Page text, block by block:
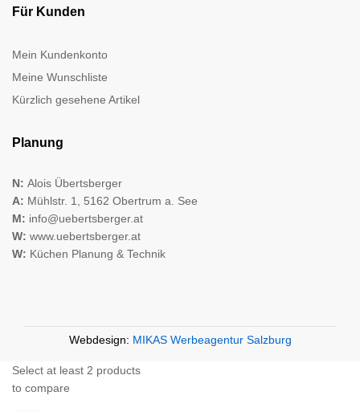
Für Kunden
Mein Kundenkonto
Meine Wunschliste
Kürzlich gesehene Artikel
Planung
N: Alois Übertsberger
A: Mühlstr. 1, 5162 Obertrum a. See
M: info@uebertsberger.at
W: www.uebertsberger.at
W: Küchen Planung & Technik
Webdesign: MIKAS Werbeagentur Salzburg
Select at least 2 products
to compare